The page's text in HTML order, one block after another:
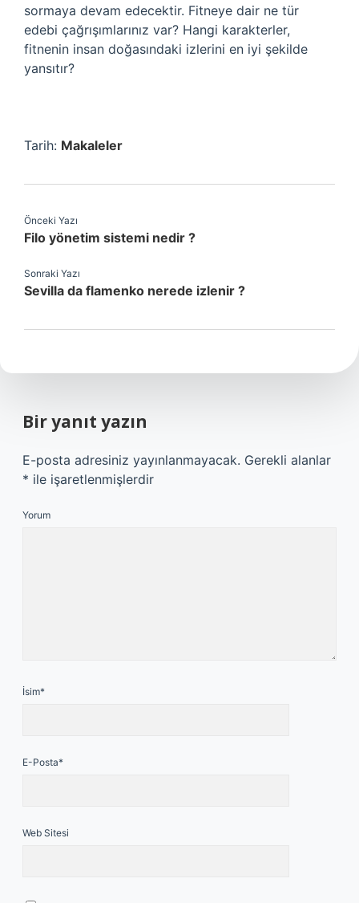
sormaya devam edecektir. Fitneye dair ne tür
edebi çağrışımlarınız var? Hangi karakterler,
fitnenin insan doğasındaki izlerini en iyi şekilde
yansıtır?
Tarih: Makaleler
Önceki Yazı
Filo yönetim sistemi nedir ?
Sonraki Yazı
Sevilla da flamenko nerede izlenir ?
Bir yanıt yazın
E-posta adresiniz yayınlanmayacak. Gerekli alanlar
* ile işaretlenmişlerdir
Yorum
İsim*
E-Posta*
Web Sitesi